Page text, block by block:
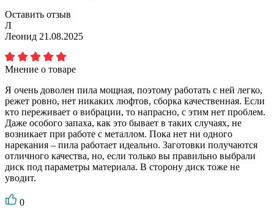
Оставить отзыв
Л
Леонид 21.08.2025
Мнение о товаре
Я очень доволен пила мощная, поэтому работать с ней легко,
режет ровно, нет никаких люфтов, сборка качественная. Если
кто переживает о вибрации, то напрасно, с этим нет проблем.
Даже особого запаха, как это бывает в таких случаях, не
возникает при работе с металлом. Пока нет ни одного
нарекания – пила работает идеально. Заготовки получаются
отличного качества, но, если только вы правильно выбрали
диск под параметры материала. В сторону диск тоже не
уводит.
0